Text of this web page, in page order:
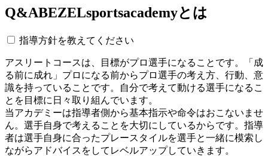
Q&ABEZELsportsacademyとは
指導方針を教えてください
アスリートコースは、目標がプロ選手になることです。「成
る前に成れ」プロになる前からプロ選手の考え方、行動、意
識を持っていることです。自分で考えて動ける選手になるこ
とを目標に日々取り組んでいます。
当アカデミーは指導者側から基本指示や命令はおこないませ
ん。選手自身で考えることを大切にしているからです。指導
者は選手自身に合ったプレースタイルを選手と一緒に模索し
ながらアドバイスをしてレベルアップしていきます。